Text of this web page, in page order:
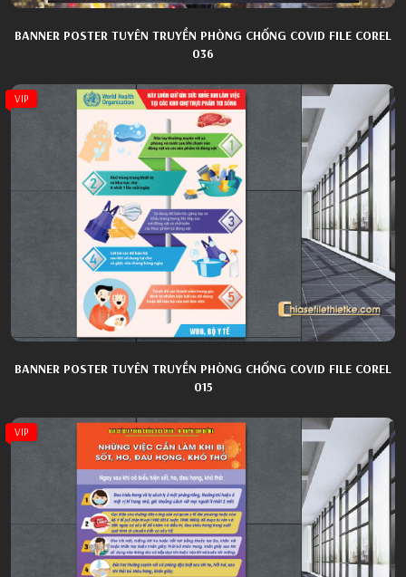
BANNER POSTER TUYÊN TRUYỀN PHÒNG CHỐNG COVID FILE COREL
036
VIP
BANNER POSTER TUYÊN TRUYỀN PHÒNG CHỐNG COVID FILE COREL
015
VIP